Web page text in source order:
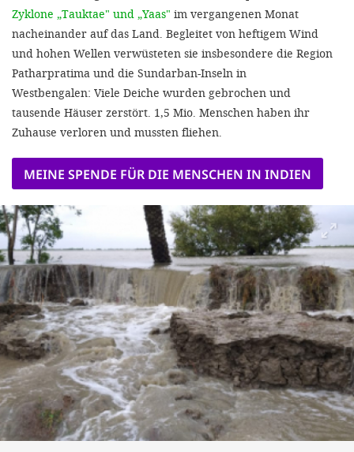
Zyklone „Tauktae" und „Yaas" im vergangenen Monat
nacheinander auf das Land. Begleitet von heftigem Wind
und hohen Wellen verwüsteten sie insbesondere die Region
Patharpratima und die Sundarban-Inseln in
Westbengalen: Viele Deiche wurden gebrochen und
tausende Häuser zerstört. 1,5 Mio. Menschen haben ihr
Zuhause verloren und mussten fliehen.
MEINE SPENDE FÜR DIE MENSCHEN IN INDIEN
'Cookie-
ALLEN